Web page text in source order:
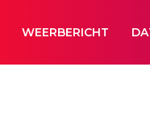
WEERBERICHT